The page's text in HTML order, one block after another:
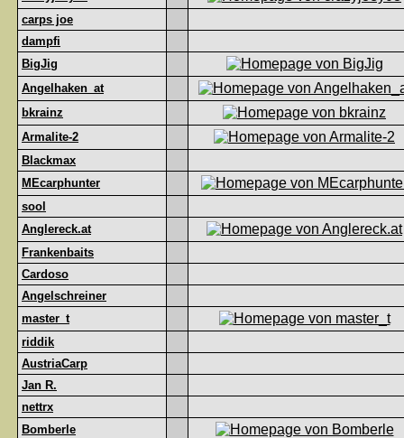
carps joe
dampfi
BigJig
Angelhaken_at
bkrainz
Armalite-2
Blackmax
MEcarphunter
sool
Anglereck.at
Frankenbaits
Cardoso
Angelschreiner
master_t
riddik
AustriaCarp
Jan R.
nettrx
Bomberle